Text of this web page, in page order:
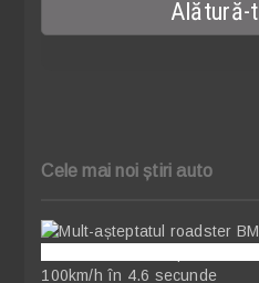
Cele mai noi știri auto